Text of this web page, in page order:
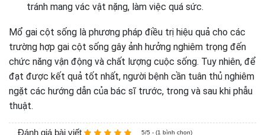
tránh mang vác vật nặng, làm việc quá sức.
Mổ gai cột sống là phương pháp điều trị hiệu quả cho các
trường hợp gai cột sống gây ảnh hưởng nghiêm trọng đến
chức năng vận động và chất lượng cuộc sống. Tuy nhiên, để
đạt được kết quả tốt nhất, người bệnh cần tuân thủ nghiêm
ngặt các hướng dẫn của bác sĩ trước, trong và sau khi phẫu
thuật.
Đánh giá bài viết 5/5 - (1 bình chọn)